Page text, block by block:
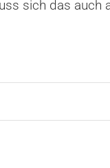
sich das auch